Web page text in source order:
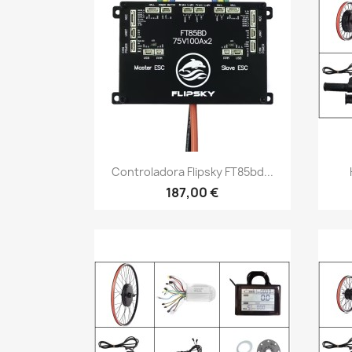
Vista rápida
Controladora Flipsky FT85bd...
187,00 €